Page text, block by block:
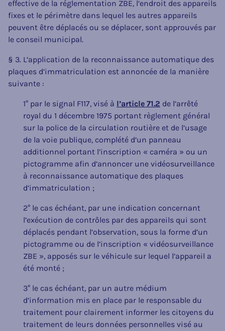
effective de la réglementation ZBE, l’endroit des appareils
fixes et le périmètre dans lequel les autres appareils
peuvent être déplacés ou se déplacer, sont approuvés par
le conseil municipal.
§ 3. L’application de la reconnaissance automatique des
plaques d’immatriculation est annoncée de la manière
suivante :
1° par le signal F117, visé à l’article 71.2 de l’arrêté
royal du 1 décembre 1975 portant règlement général
sur la police de la circulation routière et de l’usage
de la voie publique, complété d’un panneau
additionnel portant l’inscription « caméra » ou un
pictogramme afin d’annoncer une vidéosurveillance
à reconnaissance automatique des plaques
d’immatriculation ;
2° le cas échéant, par une indication concernant
l’exécution de contrôles par des appareils qui sont
déplacés pendant l’observation, sous la forme d’un
pictogramme ou de l’inscription « vidéosurveillance
ZBE », apposés sur le véhicule sur lequel l’appareil a
été monté ;
3° le cas échéant, par un autre médium
d’information mis en place par le responsable du
traitement pour clairement informer les citoyens du
traitement de leurs données personnelles visé au